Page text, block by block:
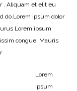
. Aliquam et elit eu
do.Lorem ipsum dolor
Lorem ipsum
congue. Mauris
Lorem
ipsum